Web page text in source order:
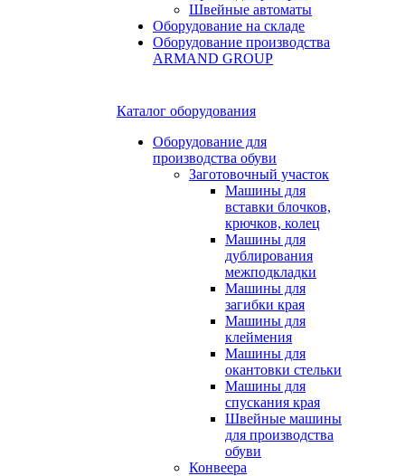
Швейные автоматы
Оборудование на складе
Оборудование производства
ARMAND GROUP
Каталог оборудования
Оборудование для
производства обуви
Заготовочный участок
Машины для
вставки блочков,
крючков, колец
Машины для
дублирования
межподкладки
Машины для
загибки края
Машины для
клеймения
Машины для
окантовки стельки
Машины для
спускания края
Швейные машины
для производства
обуви
Конвеера